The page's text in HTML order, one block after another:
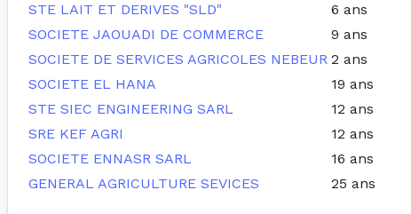
STE LAIT ET DERIVES "SLD"
6 ans
SOCIETE JAOUADI DE COMMERCE
9 ans
SOCIETE DE SERVICES AGRICOLES NEBEUR 2 ans
SOCIETE EL HANA
19 ans
STE SIEC ENGINEERING SARL
12 ans
SRE KEF AGRI
12 ans
SOCIETE ENNASR SARL
16 ans
GENERAL AGRICULTURE SEVICES
25 ans